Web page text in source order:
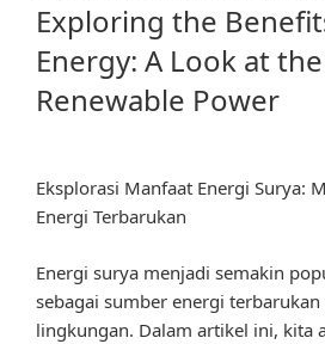
Exploring the
Energy: A Look at
Renewable Power
Eksplorasi Manfaat Energi Surya:
Energi Terbarukan
Energi surya menjadi semakin
sebagai sumber energi
lingkungan. Dalam artikel ini, kita